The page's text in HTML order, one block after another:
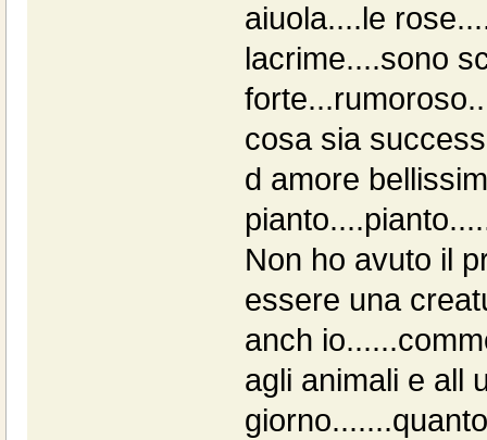
aiuola....le
lacrime....sono
cosa sia
d amore
Non ho avuto il
essere una
anch
agli animali e all